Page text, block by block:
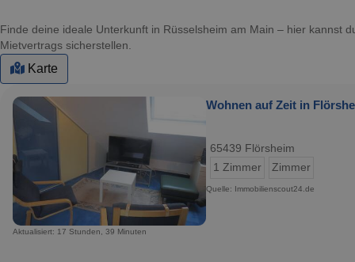
Finde deine ideale Unterkunft in Rüsselsheim am Main – hier kannst
Mietvertrags sicherstellen.
Karte
Wohnen auf Zeit in
65439 Flörsheim
1 Zimmer
Zimmer
Quelle: Immobilienscout24.de
Aktualisiert: 17 Stunden, 39 Minuten